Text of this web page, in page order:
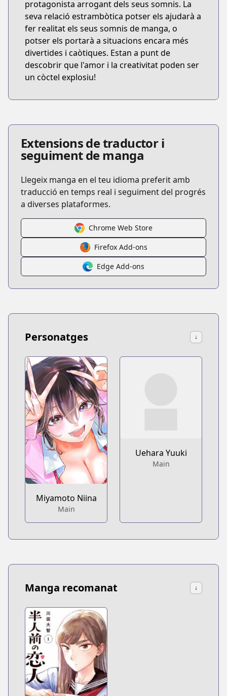
protagonista arrogant dels seus somnis. La
seva relació estrambòtica potser els ajudarà a
fer realitat els seus somnis de manga, o
potser els portarà a situacions encara més
divertides i caòtiques. Estan a punt de
descobrir que l'amor i la creativitat poden ser
un còctel explosiu!
Extensions de traductor i
seguiment de manga
Llegeix manga en el teu idioma preferit amb
traducció en temps real i seguiment del progrés
a diverses plataformes.
Chrome Web Store
Firefox Add-ons
Edge Add-ons
Personatges ↓
Miyamoto Niina
Main
Uehara Yuuki
Main
Manga recomanat ↓